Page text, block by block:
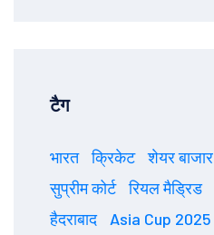
टैग
भारत क्रिकेट शेयर बाजार
सुप्रीम कोर्ट
रियल मैड्रिड
हैदराबाद
Asia Cup 2025